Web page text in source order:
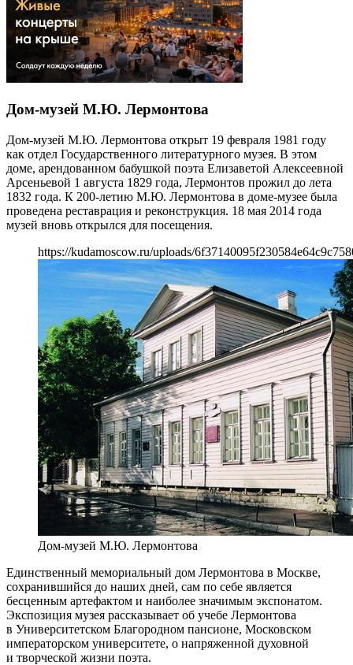
Дом-музей М.Ю. Лермонтова
Дом-музей М.Ю. Лермонтова открыт 19 февраля 1981 году
как отдел Государственного литературного музея. В этом
доме, арендованном бабушкой поэта Елизаветой Алексеевной
Арсеньевой 1 августа 1829 года, Лермонтов прожил до лета
1832 года. К 200-летию М.Ю. Лермонтова в доме-музее была
проведена реставрация и реконструкция. 18 мая 2014 года
музей вновь открылся для посещения.
https://kudamoscow.ru/uploads/
Дом-музей М.Ю. Лермонтова
Единственный мемориальный дом Лермонтова в Москве,
сохранившийся до наших дней, сам по себе является
бесценным артефактом и наиболее значимым экспонатом.
Экспозиция музея рассказывает об учебе Лермонтова
в Университетском Благородном пансионе, Московском
императорском университете, о напряженной духовной
и творческой жизни поэта.